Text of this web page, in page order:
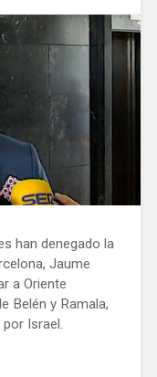
han denegado la
Jaume
a Oriente
Belén y Ramala,
Israel.